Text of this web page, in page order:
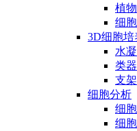
植
细
3D细胞培
水
类
支架
细胞分析
细
细